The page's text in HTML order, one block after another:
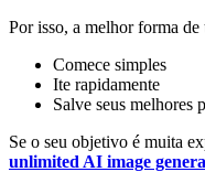
Por isso, a melhor forma de
Comece simples
Ite rapidamente
Salve seus melhores
Se o seu objetivo é muita
unlimited AI image